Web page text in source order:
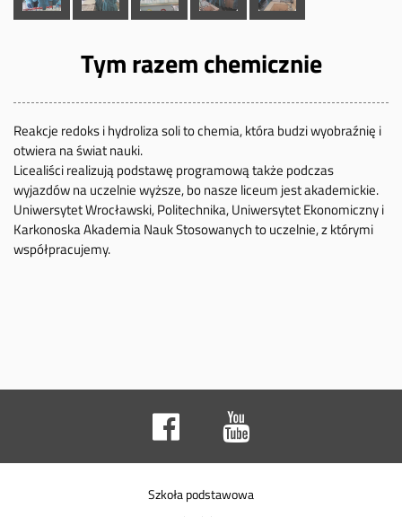
Tym razem chemicznie
Reakcje redoks i hydroliza soli to chemia, która budzi wyobraźnię i
otwiera na świat nauki.
Licealiści realizują podstawę programową także podczas
wyjazdów na uczelnie wyższe, bo nasze liceum jest akademickie.
Uniwersytet Wrocławski, Politechnika, Uniwersytet Ekonomiczny i
Karkonoska Akademia Nauk Stosowanych to uczelnie, z którymi
współpracujemy.
Szkoła podstawowa